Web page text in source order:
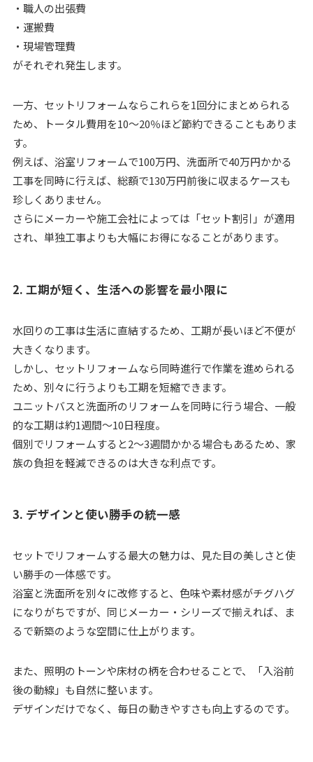
・職人の出張費
・運搬費
・現場管理費
がそれぞれ発生します。
一方、セットリフォームならこれらを1回分にまとめられる
ため、トータル費用を10〜20％ほど節約できることもありま
す。
例えば、浴室リフォームで100万円、洗面所で40万円かかる
工事を同時に行えば、総額で130万円前後に収まるケースも
珍しくありません。
さらにメーカーや施工会社によっては「セット割引」が適用
され、単独工事よりも大幅にお得になることがあります。
2. 工期が短く、生活への影響を最小限に
水回りの工事は生活に直結するため、工期が長いほど不便が
大きくなります。
しかし、セットリフォームなら同時進行で作業を進められる
ため、別々に行うよりも工期を短縮できます。
ユニットバスと洗面所のリフォームを同時に行う場合、一般
的な工期は約1週間〜10日程度。
個別でリフォームすると2〜3週間かかる場合もあるため、家
族の負担を軽減できるのは大きな利点です。
3. デザインと使い勝手の統一感
セットでリフォームする最大の魅力は、見た目の美しさと使
い勝手の一体感です。
浴室と洗面所を別々に改修すると、色味や素材感がチグハグ
になりがちですが、同じメーカー・シリーズで揃えれば、ま
るで新築のような空間に仕上がります。
また、照明のトーンや床材の柄を合わせることで、「入浴前
後の動線」も自然に整います。
デザインだけでなく、毎日の動きやすさも向上するのです。